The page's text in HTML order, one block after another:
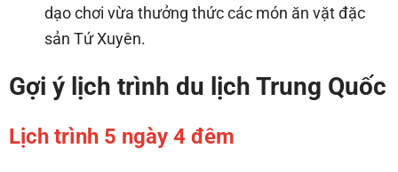
dạo chơi vừa thưởng thức các món ăn vặt đặc
sản Tứ Xuyên.
Gợi ý lịch trình du lịch Trung Quốc
Lịch trình 5 ngày 4 đêm